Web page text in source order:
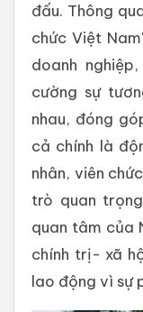
đấu. Thông
chức Việt
doanh
cường sự
nhau, đóng
cả chính là
nhân, viên
trò quan
quan tâm của
chính trị- xã
lao động vì sự